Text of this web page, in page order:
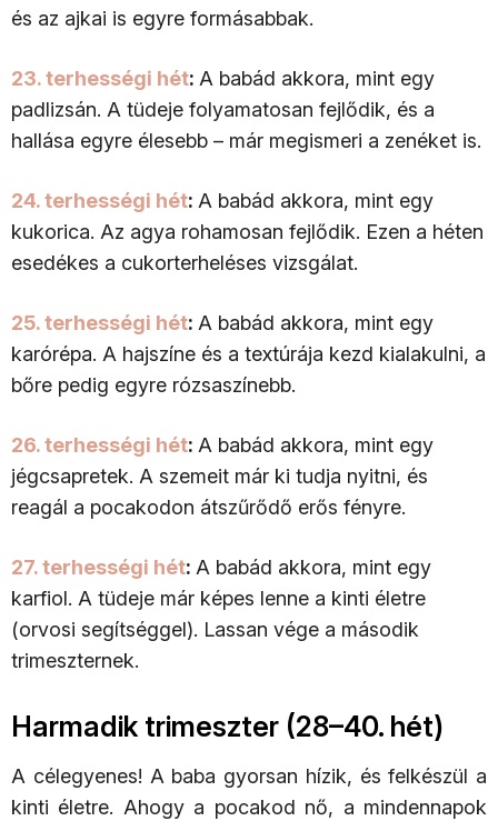
és az ajkai is egyre formásabbak.
23. terhességi hét: A babád akkora, mint egy
padlizsán. A tüdeje folyamatosan fejlődik, és a
hallása egyre élesebb – már megismeri a zenéket is.
24. terhességi hét: A babád akkora, mint egy
kukorica. Az agya rohamosan fejlődik. Ezen a héten
esedékes a cukorterheléses vizsgálat.
25. terhességi hét: A babád akkora, mint egy
karórépa. A hajszíne és a textúrája kezd kialakulni, a
bőre pedig egyre rózsaszínebb.
26. terhességi hét: A babád akkora, mint egy
jégcsapretek. A szemeit már ki tudja nyitni, és
reagál a pocakodon átszűrődő erős fényre.
27. terhességi hét: A babád akkora, mint egy
karfiol. A tüdeje már képes lenne a kinti életre
(orvosi segítséggel). Lassan vége a második
trimeszternek.
Harmadik trimeszter (28–40. hét)
A célegyenes! A baba gyorsan hízik, és felkészül a
kinti életre. Ahogy a pocakod nő, a mindennapok